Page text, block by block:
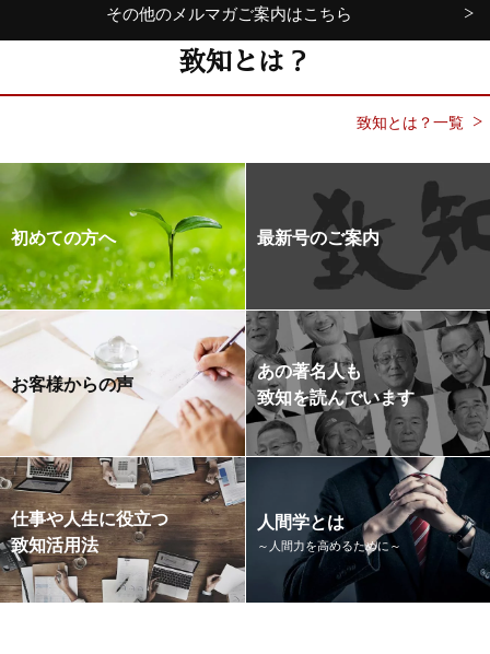
その他のメルマガご案内はこちら
致知とは？
致知とは？一覧
初めての方へ 最新号のご案内
お客様からの声
あの著名人も
致知を読んでいます
仕事や人生に役立つ
致知活用法
人間学とは
～人間力を高めるために～